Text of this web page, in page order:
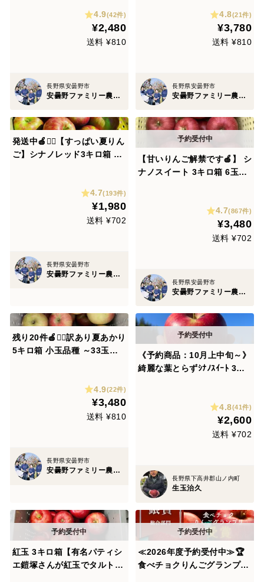
4.9(42件)
¥2,480
送料 ¥810
長野県安曇野市
安曇野ファミリー農産 果物部門4年連続1位&殿堂入り&りんごグランプリ2025最高金賞1位 信州りんご 幻のりんご
州 安曇野 リンゴ 幻 幻のリン
4.8(21件)
¥3,780
送料 ¥810
長野県安曇野市
安曇野ファミリー農産 果物部門4年連続1位&殿堂入り&りんごグランプリ2025最高金賞1位 信州りんご 幻のりんご
発送中🍎🏃‍♀️【すっぱい夏りん
ご】シナノレッド3キロ箱 6
幻のリンゴ 予約 希少 旬
4.7(193件)
¥1,980
送料 ¥702
長野県安曇野市
安曇野ファミリー農産 果物部門4年連続1位&殿堂入り&りんごグランプリ2025最高金賞1位 信州りんご 幻のりんご
【甘いりんご解禁です🍎】 シ
ナノスイート 3キロ箱 6玉〜
幻のリンゴ 予約 希少 旬
4.7(867件)
¥3,480
送料 ¥702
長野県安曇野市
安曇野ファミリー農産 果物部門4年連続1位&殿堂入り&りんごグランプリ2025最高金賞1位 信州りんご 幻のりんご
残り20件🍎🏃‍♀️訳あり夏あかり
5キロ箱 小玉品種 ～33玉サ
4.9(22件)
¥3,480
送料 ¥810
長野県安曇野市
安曇野ファミリー農産 果物部門4年連続1位&殿堂入り&りんごグランプリ2025最高金賞1位 信州りんご 幻のりんご
《予約商品：10月上中旬～》
綺麗な葉とらずｼﾅﾉｽｲｰﾄ 3キ
4.8(41件)
¥2,600
送料 ¥702
長野県下高井郡山ノ内町
生玉治久
紅玉 3キロ箱【有名パティシ
エ鎧塚さんが紅玉でタルトタ
≪2026年度予約受付中≫🏆
食べチョクりんごグランプリ